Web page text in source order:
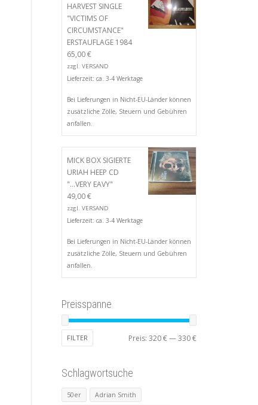
HARVEST SINGLE
"VICTIMS OF
CIRCUMSTANCE"
ERSTAUFLAGE 1984
65,00€
zzgl. VERSAND
Lieferzeit: ca. 3-4 Werktage
Bei Lieferungen in Nicht-EU-Länder können
zusätzliche Zölle, Steuern und Gebühren
anfallen.
MICK BOX SIGIERTE
URIAH HEEP CD
"...VERY EAVY"
49,00€
zzgl. VERSAND
Lieferzeit: ca. 3-4 Werktage
Bei Lieferungen in Nicht-EU-Länder können
zusätzliche Zölle, Steuern und Gebühren
anfallen.
Preisspanne
Min.
Max.
FILTER Preis: 320 €—330 €
Schlagwortsuche
50er Adrian Smith